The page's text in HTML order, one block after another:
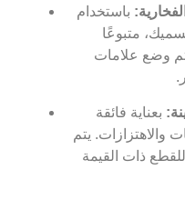
باستخدام
متبوعًا
وضع علامات
بعناية فائقة
يتم
ذات القيمة